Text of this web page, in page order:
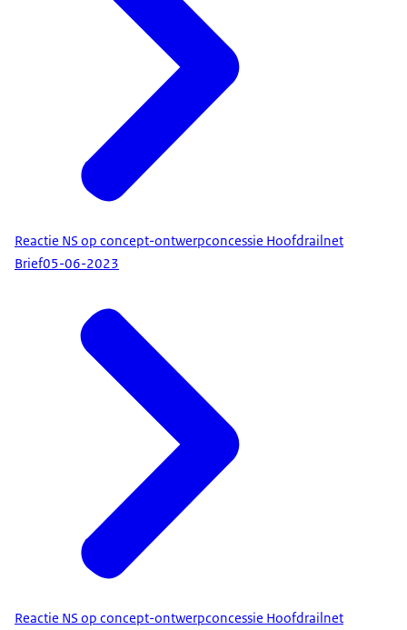
Reactie NS op concept-ontwerpconcessie Hoofdrailnet
Brief05-06-2023
Reactie NS op concept-ontwerpconcessie Hoofdrailnet